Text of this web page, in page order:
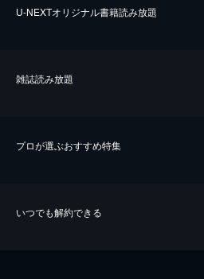
U-NEXTオリジナル書籍読み放題
雑誌読み放題
プロが選ぶおすすめ特集
いつでも解約できる